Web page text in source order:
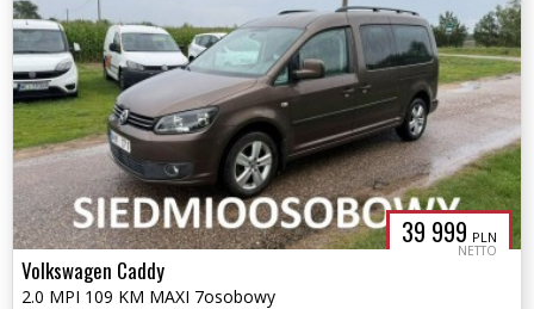
39 999 PLN
NETTO
Volkswagen Caddy
2.0 MPI 109 KM MAXI 7osobowy